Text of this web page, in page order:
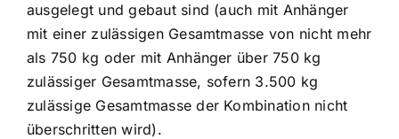
ausgelegt und gebaut sind (auch mit Anhänger
mit einer zulässigen Gesamtmasse von nicht mehr
als 750 kg oder mit Anhänger über 750 kg
zulässiger Gesamtmasse, sofern 3.500 kg
zulässige Gesamtmasse der Kombination nicht
überschritten wird).